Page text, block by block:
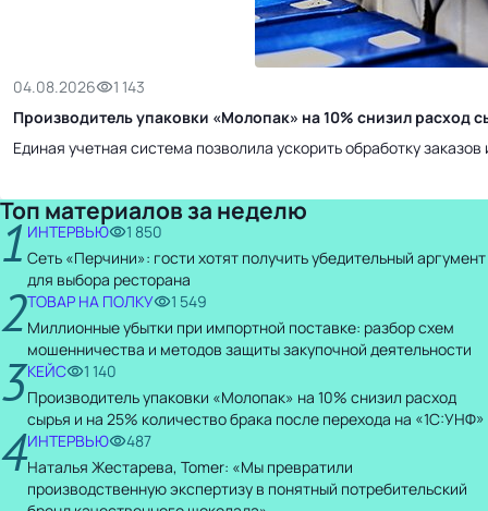
04.08.2026
1 143
Производитель упаковки «Молопак» на 10% снизил расход
Единая учетная система позволила ускорить обработку
Топ материалов за неделю
1 ИНТЕРВЬЮ
1 850
Сеть «Перчини»: гости хотят получить убедительный аргумент
для выбора ресторана
2ТОВАР НА ПОЛКУ
1 549
Миллионные убытки при импортной поставке: разбор схем
мошенничества и методов защиты закупочной деятельности
3КЕЙС
1 140
Производитель упаковки «Молопак» на 10% снизил расход
сырья и на 25% количество брака после перехода на «1С:УНФ»
4ИНТЕРВЬЮ
487
Наталья Жестарева, Tomer: «Мы превратили
производственную экспертизу в понятный потребительский